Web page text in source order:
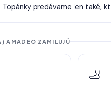
predávame len také,
AMADEO ZAMILUJÚ
🦶